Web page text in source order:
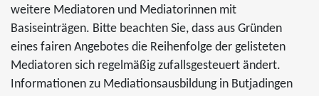
weitere Mediatoren und Mediatorinnen mit
Basiseinträgen. Bitte beachten Sie, dass aus Gründen
eines fairen Angebotes die Reihenfolge der gelisteten
Mediatoren sich regelmäßig zufallsgesteuert ändert.
Informationen zu Mediationsausbildung in Butjadingen